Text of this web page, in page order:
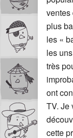
ventes
plus
les «
les
très
ont
TV. Je
cette